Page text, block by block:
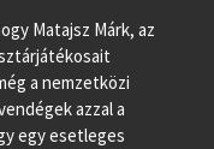
Matajsz Márk, az
a nemzetközi
azzal a
egy esetleges